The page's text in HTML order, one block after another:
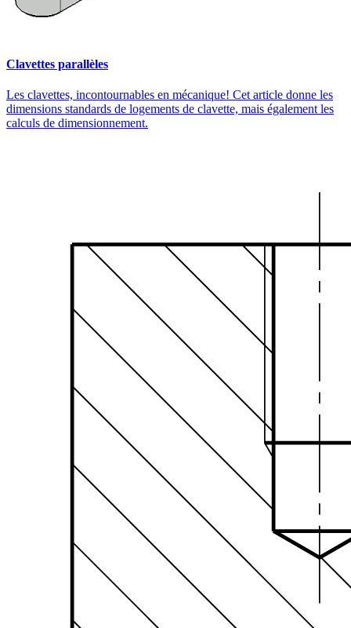
Clavettes parallèles
Les clavettes, incontournables en mécanique! Cet article donne les
dimensions standards de logements de clavette, mais également les
calculs de dimensionnement.